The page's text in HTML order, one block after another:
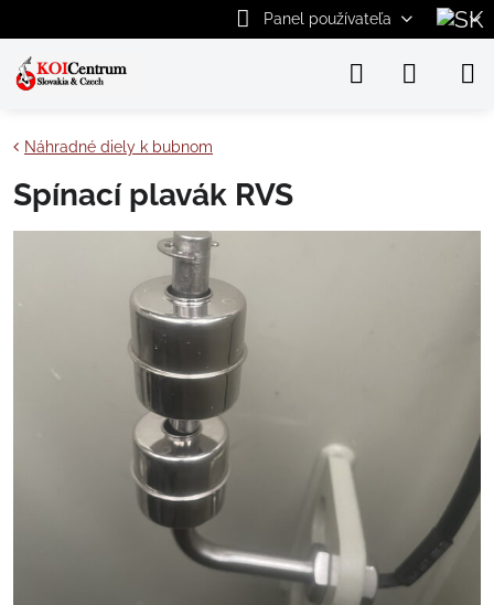
Panel používateľa
Náhradné diely k bubnom
Spínací plavák RVS